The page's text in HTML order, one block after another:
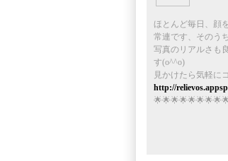
ほとんど毎日、顔
常連です、そのう
写真のリアルさも
す(o^^o)
見かけたら気軽に
http://